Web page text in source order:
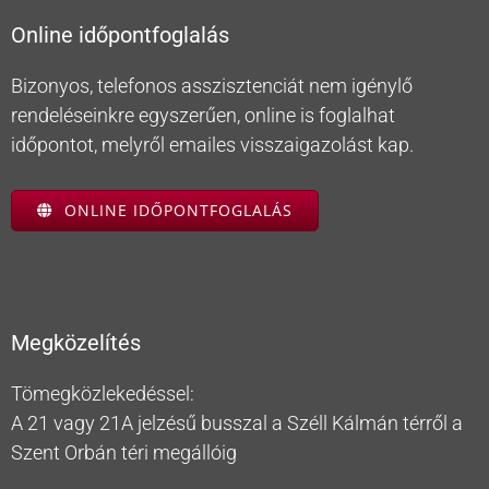
Online időpontfoglalás
Bizonyos, telefonos asszisztenciát nem igénylő
rendeléseinkre egyszerűen, online is foglalhat
időpontot, melyről emailes visszaigazolást kap.
ONLINE IDŐPONTFOGLALÁS
Megközelítés
Tömegközlekedéssel:
A 21 vagy 21A jelzésű busszal a Széll Kálmán térről a
Szent Orbán téri megállóig